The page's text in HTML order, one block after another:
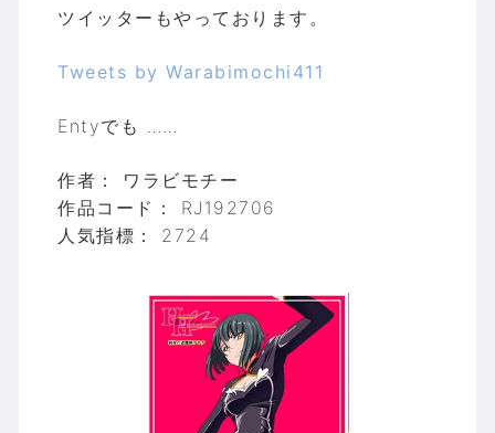
ツイッターもやっております。
Tweets by Warabimochi411
Entyでも ……
作者： ワラビモチー
作品コード： RJ192706
人気指標： 2724